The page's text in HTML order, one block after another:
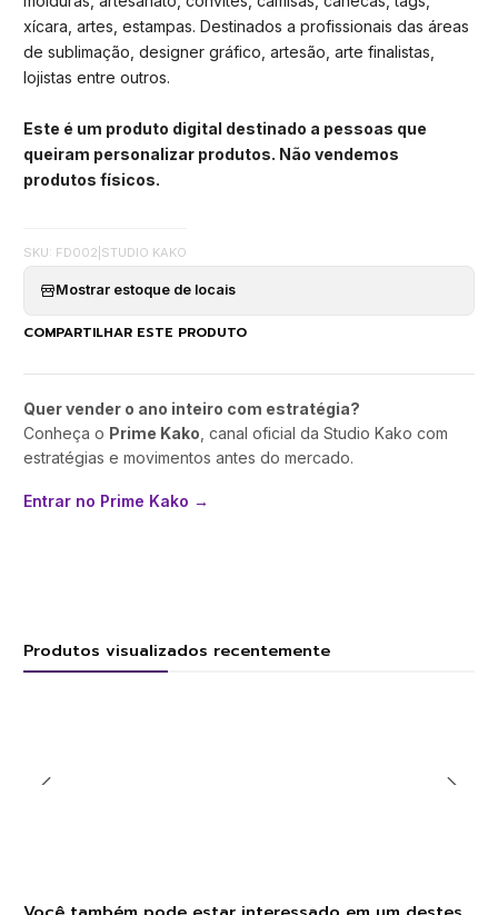
xícara, artes, estampas. Destinados a profissionais das áreas
de sublimação, designer gráfico, artesão, arte finalistas,
lojistas entre outros.
Este é um produto digital destinado a pessoas que
queiram personalizar produtos. Não vendemos
produtos físicos.
SKU: FD002 STUDIO KAKO
Mostrar estoque de locais
COMPARTILHAR ESTE PRODUTO
Quer vender o ano inteiro com estratégia?
Conheça o Prime Kako , canal oficial da Studio Kako com
estratégias e movimentos antes do mercado.
Entrar no Prime Kako →
Produtos visualizados recentemente